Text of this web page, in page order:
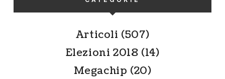
Articoli (507)
Elezioni 2018 (14)
Megachip (20)